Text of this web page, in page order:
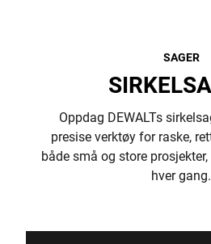
SAGER
Oppdag DEWALTs
presise verktøy for raske,
både små og store
hver gang.